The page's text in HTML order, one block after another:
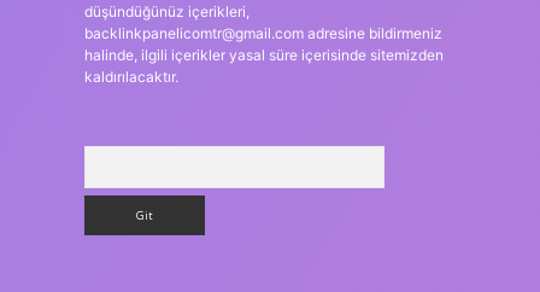
düşündüğünüz içerikleri,
backlinkpanelicomtr@gmail.comadresine bildirmeniz
halinde, ilgili içerikler yasal süre içerisinde sitemizden
kaldırılacaktır.